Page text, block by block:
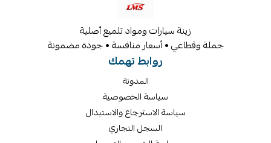
زينة سيارات ومواد تلميع أصلية
جملة وقطاعي • أسعار منافسة • جودة مضمونة
روابط تهمك
المدونة
سياسة الخصوصية
سياسة الاسترجاع والاستبدال
السجل التجاري